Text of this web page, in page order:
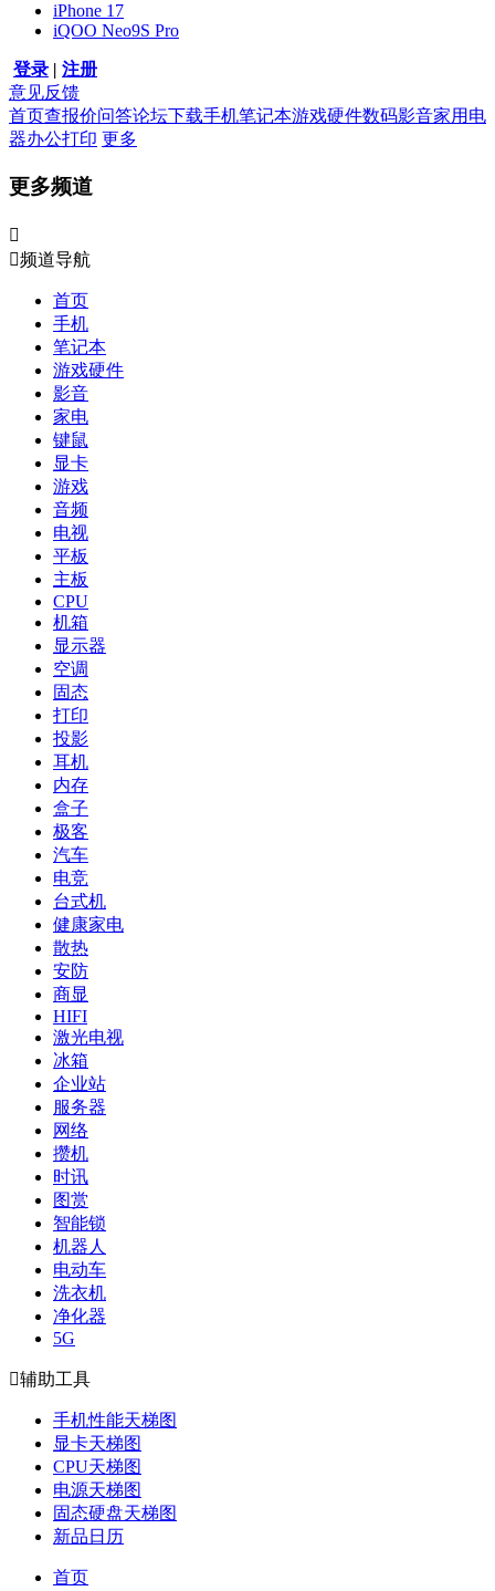
iPhone 17
iQOO Neo9S Pro
登录
注册
意见反馈
首页查报价问答论坛 下载手机笔记本游戏硬件数码影音家用电
器办公打印 更多
更多频道

频道导航
首页
手机
笔记本
游戏硬件
影音
家电
键鼠
显卡
游戏
音频
电视
平板
主板
CPU
机箱
显示器
空调
固态
打印
投影
耳机
内存
盒子
极客
汽车
电竞
台式机
健康家电
散热
安防
商显
HIFI
激光电视
冰箱
企业站
服务器
网络
攒机
时讯
图赏
智能锁
机器人
电动车
洗衣机
净化器
5G
辅助工具
手机性能天梯图
显卡天梯图
CPU天梯图
电源天梯图
固态硬盘天梯图
新品日历
首页